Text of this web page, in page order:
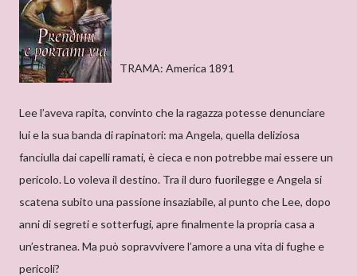
TRAMA: America 1891
Lee l’aveva rapita, convinto che la ragazza potesse denunciare
lui e la sua banda di rapinatori: ma Angela, quella deliziosa
fanciulla dai capelli ramati, è cieca e non potrebbe mai essere un
pericolo. Lo voleva il destino. Tra il duro fuorilegge e Angela si
scatena subito una passione insaziabile, al punto che Lee, dopo
anni di segreti e sotterfugi, apre finalmente la propria casa a
un’estranea. Ma può sopravvivere l’amore a una vita di fughe e
pericoli?